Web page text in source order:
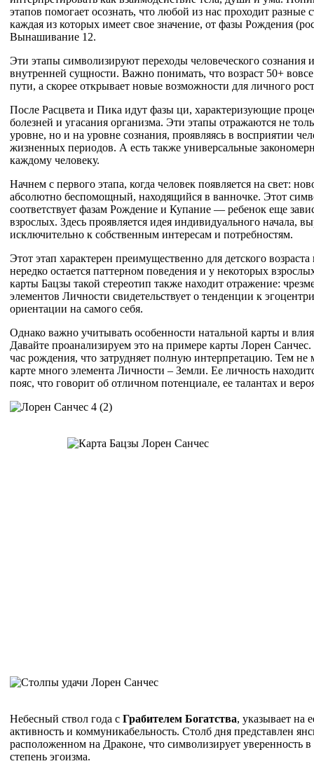
этапов помогает осознать, что любой из нас проходит разные
каждая из которых имеет свое значение, от фазы Рождения
Вынашивание 12.
Эти этапы символизируют переходы человеческого сознания
внутренней сущности. Важно понимать, что возраст 50+ вовсе
пути, а скорее открывает новые возможности для личного
После Расцвета и Пика идут фазы ци, характеризующие
болезней и угасания организма. Эти этапы отражаются не
уровне, но и на уровне сознания, проявляясь в восприятии
жизненных периодов. А есть также универсальные
каждому человеку.
Начнем с первого этапа, когда человек появляется на свет:
абсолютно беспомощный, находящийся в ванночке. Этот
соответствует фазам Рождение и Купание — ребенок еще
взрослых. Здесь проявляется идея индивидуального начала,
исключительно к собственным интересам и потребностям.
Этот этап характерен преимущественно для детского
нередко остается паттерном поведения и у некоторых
карты Бацзы такой стереотип также находит отражение:
элементов Личности свидетельствует о тенденции к
ориентации на самого себя.
Однако важно учитывать особенности натальной карты и
Давайте проанализируем это на примере карты Лорен
час рождения, что затрудняет полную интерпретацию. Тем не
карте много элемента Личности – Земли. Ее личность
пояс, что говорит об отличном потенциале, ее талантах и
Небесный ствол года с Грабителем Богатства, указывает на
активность и коммуникабельность. Столб дня представлен
расположенном на Драконе, что символизирует уверенность
степень эгоизма.